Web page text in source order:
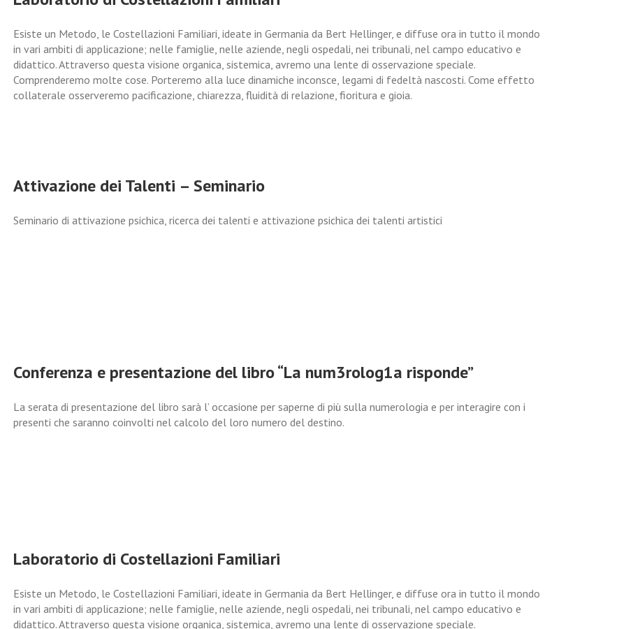
Esiste un Metodo, le Costellazioni Familiari, ideate in Germania da Bert Hellinger, e diffuse ora in tutto il mondo
in vari ambiti di applicazione; nelle famiglie, nelle aziende, negli ospedali, nei tribunali, nel campo educativo e
didattico. Attraverso questa visione organica, sistemica, avremo una lente di osservazione speciale.
Comprenderemo molte cose. Porteremo alla luce dinamiche inconsce, legami di fedeltà nascosti. Come effetto
collaterale osserveremo pacificazione, chiarezza, fluidità di relazione, fioritura e gioia.
Attivazione dei Talenti – Seminario
Seminario di attivazione psichica, ricerca dei talenti e attivazione psichica dei talenti artistici
Conferenza e presentazione del libro “La num3rolog1a risponde”
La serata di presentazione del libro sarà l’ occasione per saperne di più sulla numerologia e per interagire con i
presenti che saranno coinvolti nel calcolo del loro numero del destino.
Laboratorio di Costellazioni Familiari
Esiste un Metodo, le Costellazioni Familiari, ideate in Germania da Bert Hellinger, e diffuse ora in tutto il mondo
in vari ambiti di applicazione; nelle famiglie, nelle aziende, negli ospedali, nei tribunali, nel campo educativo e
didattico. Attraverso questa visione organica, sistemica, avremo una lente di osservazione speciale.